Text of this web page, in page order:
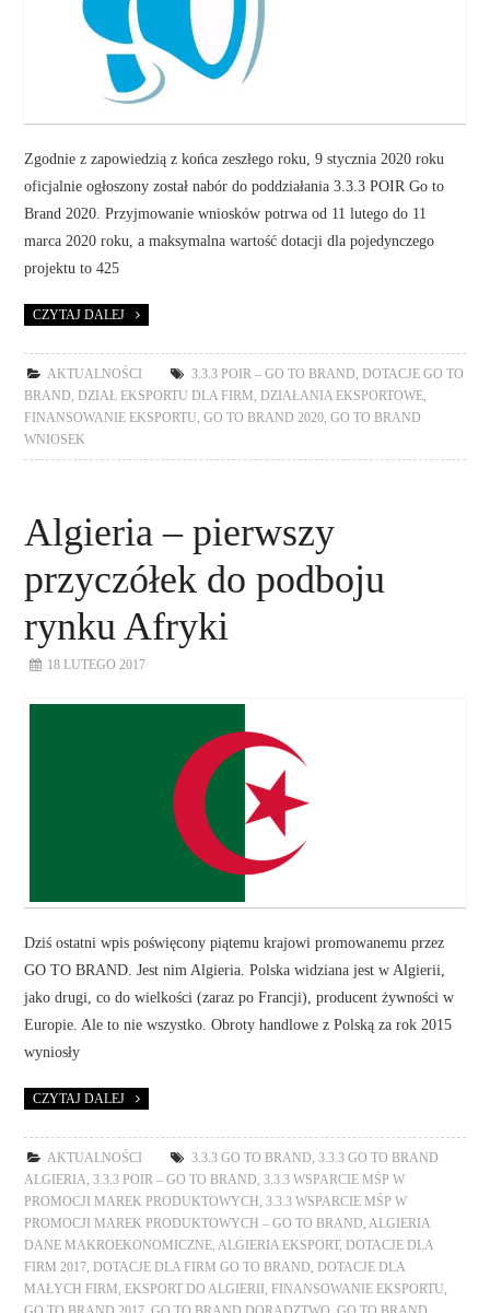
Zgodnie z zapowiedzią z końca zeszłego roku, 9 stycznia 2020 roku
oficjalnie ogłoszony został nabór do poddziałania 3.3.3 POIR Go to
Brand 2020. Przyjmowanie wniosków potrwa od 11 lutego do 11
marca 2020 roku, a maksymalna wartość dotacji dla pojedynczego
projektu to 425
CZYTAJ DALEJ
AKTUALNOŚCI 3.3.3 POIR – GO TO BRAND ,DOTACJE GO TO
BRAND ,DZIAŁ EKSPORTU DLA FIRM ,DZIAŁANIA EKSPORTOWE
FINANSOWANIE EKSPORTU ,GO TO BRAND 2020 ,GO TO BRAND
WNIOSEK
Algieria – pierwszy
przyczółek do podboju
rynku Afryki
18 LUTEGO 2017
Dziś ostatni wpis poświęcony piątemu krajowi promowanemu przez
GO TO BRAND. Jest nim Algieria. Polska widziana jest w Algierii,
jako drugi, co do wielkości (zaraz po Francji), producent żywności w
Europie. Ale to nie wszystko. Obroty handlowe z Polską za rok 2015
wyniosły
CZYTAJ DALEJ
AKTUALNOŚCI 3.3.3 GO TO BRAND,3.3.3 GO TO BRAND
ALGIERIA,3.3.3 POIR – GO TO BRAND,3.3.3 WSPARCIE MŚP W
PROMOCJI MAREK PRODUKTOWYCH,3.3.3 WSPARCIE MŚP W
PROMOCJI MAREK PRODUKTOWYCH – GO TO BRAND,ALGIERIA
DANE MAKROEKONOMICZNE,ALGIERIA EKSPORT,DOTACJE DLA
FIRM 2017,DOTACJE DLA FIRM GO TO BRAND,DOTACJE DLA
MAŁYCH FIRM,EKSPORT DO ALGIERII , FINANSOWANIE EKSPORTU,